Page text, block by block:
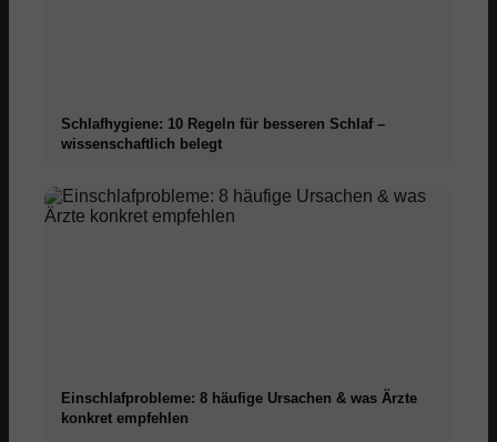
Schlafhygiene: 10 Regeln für besseren Schlaf –
wissenschaftlich belegt
Einschlafprobleme: 8 häufige Ursachen & was Ärzte
konkret empfehlen